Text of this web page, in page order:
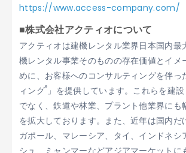
https://www.access-company.com/
■株式会社アクティオについて
アクティオは建機レンタル業界日本国内最
機レンタル事業そのものの存在価値とイメ
めに、お客様へのコンサルティングを伴っ
ィング®」を提供しています。これらを建
でなく、鉄道や林業、プラント他業界にも
を拡大しております。また、近年は国内だ
ガポール、マレーシア、タイ、インドネシ